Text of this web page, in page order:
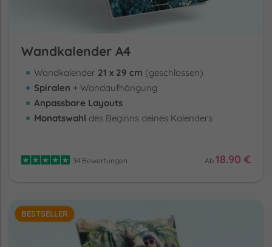
Wandkalender A4
Wandkalender 21 x 29 cm (geschlossen)
Spiralen + Wandaufhängung
Anpassbare Layouts
Monatswahl des Beginns deines Kalenders
34 Bewertungen Ab 18.90 €
BESTSELLER